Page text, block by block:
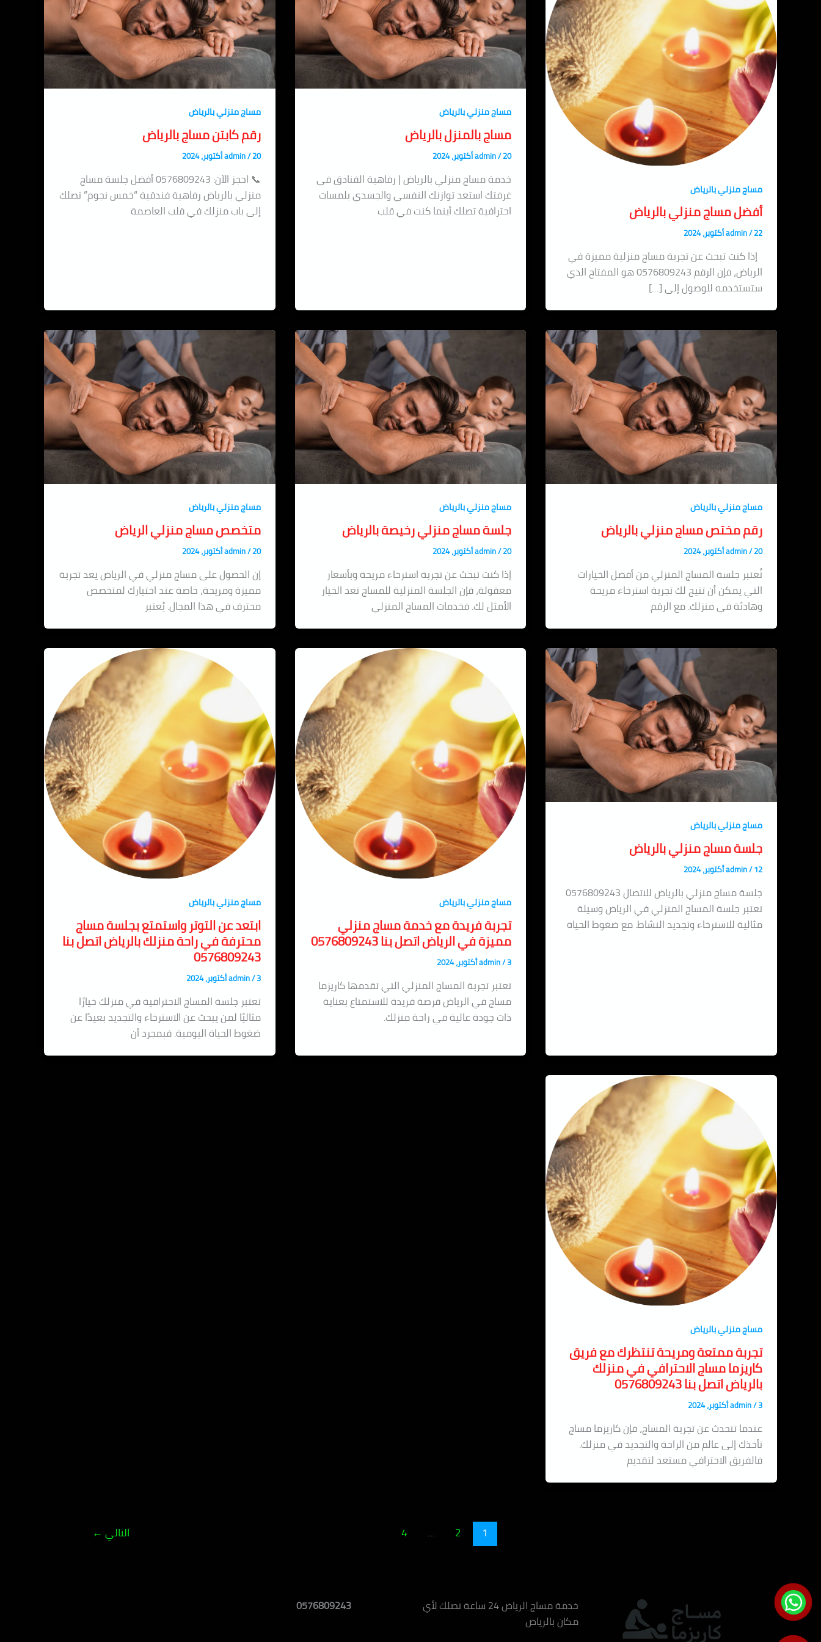
مساج منزلي بالرياض
أفضل مساج منزلي بالرياض
admin/22 أكتوبر، 2024
إذا كنت تبحث عن تجربة مساج منزلية مميزة في
الرياض، فإن الرقم 0576809243 هو المفتاح الذي
ستستخدمه للوصول إلى […]
مساج منزلي بالرياض
مساج بالمنزل بالرياض
admin/20 أكتوبر، 2024
خدمة مساج منزلي بالرياض | رفاهية الفنادق في
غرفتك استعد توازنك النفسي والجسدي بلمسات
احترافية تصلك أينما كنت في قلب
مساج منزلي بالرياض
رقم كابتن مساج بالرياض
admin/20 أكتوبر، 2024
📞 احجز الآن: 0576809243 أفضل جلسة مساج
منزلي بالرياض رفاهية فندقية “خمس نجوم” تصلك
إلى باب منزلك في قلب العاصمة
مساج منزلي بالرياض
رقم مختص مساج منزلي بالرياض
admin/20 أكتوبر، 2024
تُعتبر جلسة المساج المنزلي من أفضل الخيارات
التي يمكن أن تتيح لك تجربة استرخاء مريحة
وهادئة في منزلك. مع الرقم
مساج منزلي بالرياض
جلسة مساج منزلي رخيصة بالرياض
admin/20 أكتوبر، 2024
إذا كنت تبحث عن تجربة استرخاء مريحة وبأسعار
معقولة، فإن الجلسة المنزلية للمساج تعد الخيار
الأمثل لك. فخدمات المساج المنزلي
مساج منزلي بالرياض
متخصص مساج منزلي الرياض
admin/20 أكتوبر، 2024
إن الحصول على مساج منزلي في الرياض يعد تجربة
مميزة ومريحة، خاصة عند اختيارك لمتخصص
محترف في هذا المجال. يُعتبر
مساج منزلي بالرياض
جلسة مساج منزلي بالرياض
admin/12 أكتوبر، 2024
جلسة مساج منزلي بالرياض للاتصال 0576809243
تعتبر جلسة المساج المنزلي في الرياض وسيلة
مثالية للاسترخاء وتجديد النشاط. مع ضغوط الحياة
مساج منزلي بالرياض
تجربة فريدة مع خدمة مساج منزلي
مميزة في الرياض اتصل بنا 0576809243
admin/3 أكتوبر، 2024
تعتبر تجربة المساج المنزلي التي تقدمها كاريزما
مساج في الرياض فرصة فريدة للاستمتاع بعناية
ذات جودة عالية في راحة منزلك.
مساج منزلي بالرياض
ابتعد عن التوتر واستمتع بجلسة مساج
محترفة في راحة منزلك بالرياض اتصل بنا
0576809243
admin/3 أكتوبر، 2024
تعتبر جلسة المساج الاحترافية في منزلك خيارًا
مثاليًا لمن يبحث عن الاسترخاء والتجديد بعيدًا عن
ضغوط الحياة اليومية. فبمجرد أن
مساج منزلي بالرياض
تجربة ممتعة ومريحة تنتظرك مع فريق
كاريزما مساج الاحترافي في منزلك
بالرياض اتصل بنا 0576809243
admin/3 أكتوبر، 2024
عندما تتحدث عن تجربة المساج، فإن كاريزما مساج
تأخذك إلى عالم من الراحة والتجديد في منزلك.
فالفريق الاحترافي مستعد لتقديم
1
2
…
4 التالي ←
خدمة مساج الرياض 24 ساعة نصلك لأي
مكان بالرياض
0576809243